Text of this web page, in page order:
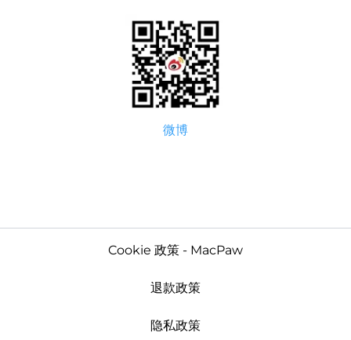
微博
Cookie 政策 - MacPaw
退款政策
隐私政策